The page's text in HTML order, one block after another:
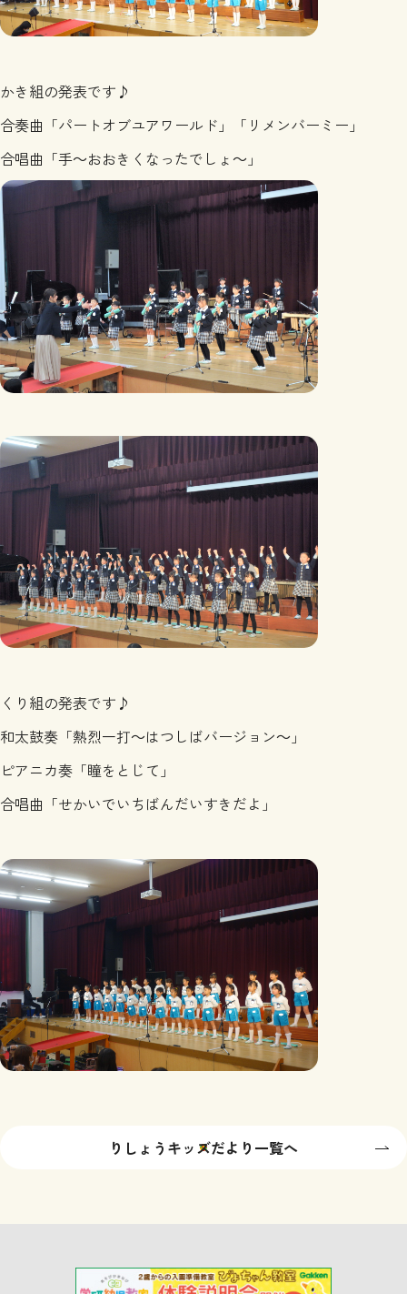
かき組の発表です♪
合奏曲「パートオブユアワールド」「リメンバーミー」
合唱曲「手～おおきくなったでしょ～」
くり組の発表です♪
和太鼓奏「熱烈一打～はつしばバージョン～」
ピアニカ奏「瞳をとじて」
合唱曲「せかいでいちばんだいすきだよ」
りしょうキッズだより一覧へ